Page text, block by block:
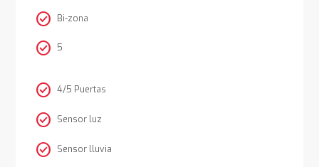
check_circle Bi-zona
check_circle 5
check_circle 4/5 Puertas
check_circle Sensor luz
check_circle Sensor lluvia